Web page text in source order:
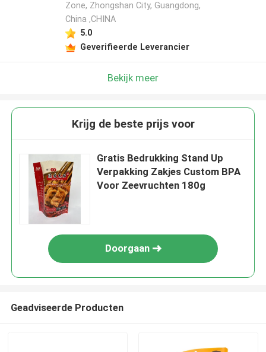
Zone, Zhongshan City, Guangdong,
China ,CHINA
5.0
Geverifieerde Leverancier
Bekijk meer
Krijg de beste prijs voor
Gratis Bedrukking Stand Up
Verpakking Zakjes Custom BPA
Voor Zeevruchten 180g
Doorgaan
Geadviseerde Producten